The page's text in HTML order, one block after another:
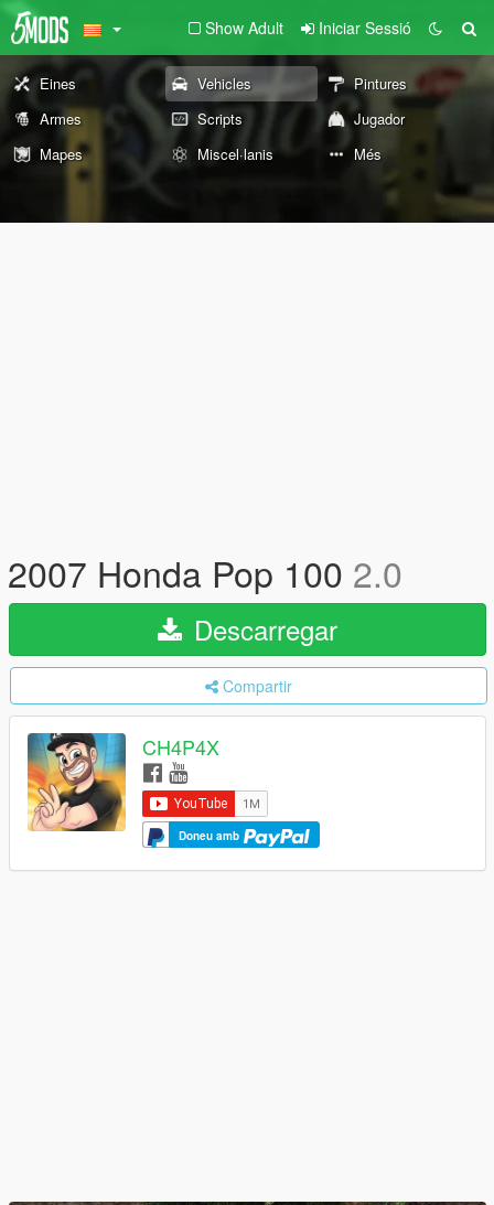
Show Adult Iniciar Sessió
Eines Vehicles
Pintures
Armes
Scripts
Jugador
Mapes
Miscel·lanis Més
2007 Honda Pop 100 2.0
Descarregar
Compartir
CH4P4X
Doneu amb